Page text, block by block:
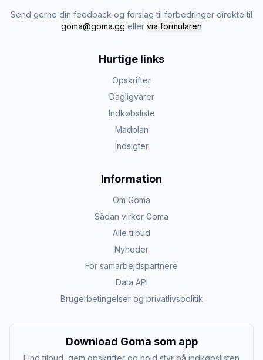
Send gerne din feedback og forslag til forbedringer direkte til
goma@goma.gg eller via formularen
Hurtige links
Opskrifter
Dagligvarer
Indkøbsliste
Madplan
Indsigter
Information
Om Goma
Sådan virker Goma
Alle tilbud
Nyheder
For samarbejdspartnere
Data API
Brugerbetingelser og privatlivspolitik
Download Goma som app
Find tilbud, gem opskrifter og hold styr på indkøbslisten